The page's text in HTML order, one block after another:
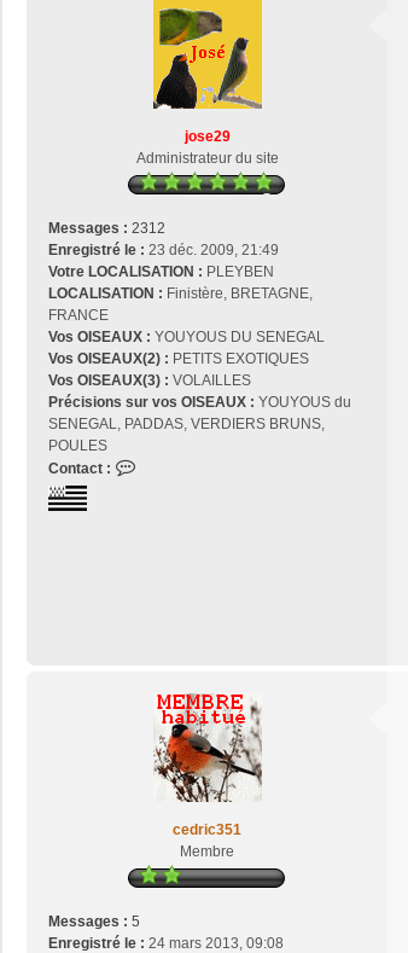
jose29
Administrateur du site
Messages : 2312
Enregistré le : 23 déc. 2009, 21:49
Votre LOCALISATION : PLEYBEN
LOCALISATION : Finistère, BRETAGNE,
FRANCE
Vos OISEAUX : YOUYOUS DU SENEGAL
Vos OISEAUX(2) : PETITS EXOTIQUES
Vos OISEAUX(3) : VOLAILLES
Précisions sur vos OISEAUX : YOUYOUS du
SENEGAL, PADDAS, VERDIERS BRUNS,
POULES
Contact :
cedric351
Membre
Messages : 5
Enregistré le : 24 mars 2013, 09:08